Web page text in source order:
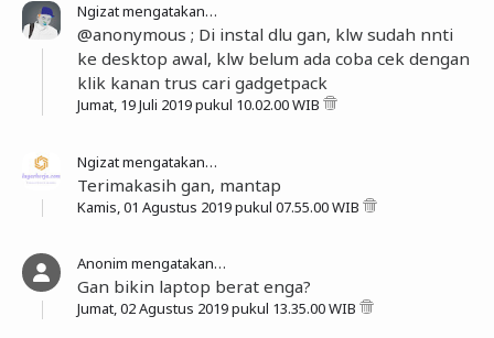
Ngizatmengatakan…
@anonymous ; Di instal dlu gan, klw sudah nnti
ke desktop awal, klw belum ada coba cek dengan
klik kanan trus cari gadgetpack
Jumat, 19 Juli 2019 pukul 10.02.00 WIB
Ngizatmengatakan…
Terimakasih gan, mantap
Kamis, 01 Agustus 2019 pukul 07.55.00 WIB
Anonim mengatakan…
Gan bikin laptop berat enga?
Jumat, 02 Agustus 2019 pukul 13.35.00 WIB